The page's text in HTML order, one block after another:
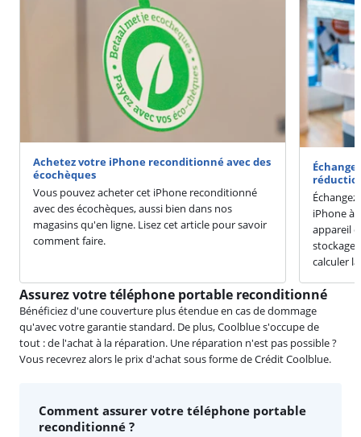
Achetez votre iPhone reconditionné avec des
écochèques
Vous pouvez acheter cet iPhone reconditionné
avec des écochèques, aussi bien dans nos
magasins qu'en ligne. Lisez cet article pour savoir
comment faire.
iPhone à
appareil
stockage
calculer
Assurez votre téléphone portable reconditionné
Bénéficiez d'une couverture plus étendue en cas de dommage
qu'avec votre garantie standard. De plus, Coolblue s'occupe de
tout : de l'achat à la réparation. Une réparation n'est pas possible ?
Vous recevrez alors le prix d'achat sous forme de Crédit Coolblue.
Comment assurer votre téléphone portable
reconditionné ?